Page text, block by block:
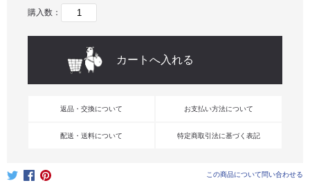
購入数：
返品・交換について お支払い方法について
配送・送料について 特定商取引法に基づく表記
この商品について問い合わせる